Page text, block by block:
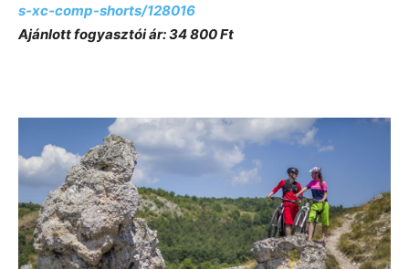
s-xc-comp-shorts/128016
Ajánlott fogyasztói ár: 34 800 Ft